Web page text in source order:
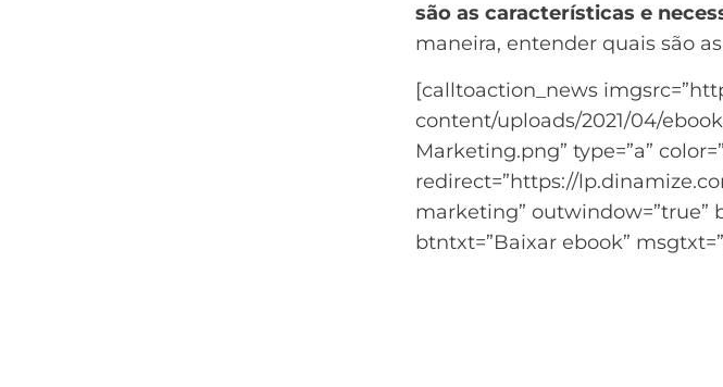
são as características e
maneira, entender quais são
[calltoaction_news
content/uploads/2021/04/
Marketing.png” type=”a”
redirect=”https://
marketing” outwindow=”true”
btntxt=”Baixar ebook”